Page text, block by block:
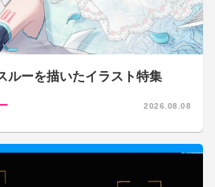
ルーを描いたイラスト特集
2026.08.08